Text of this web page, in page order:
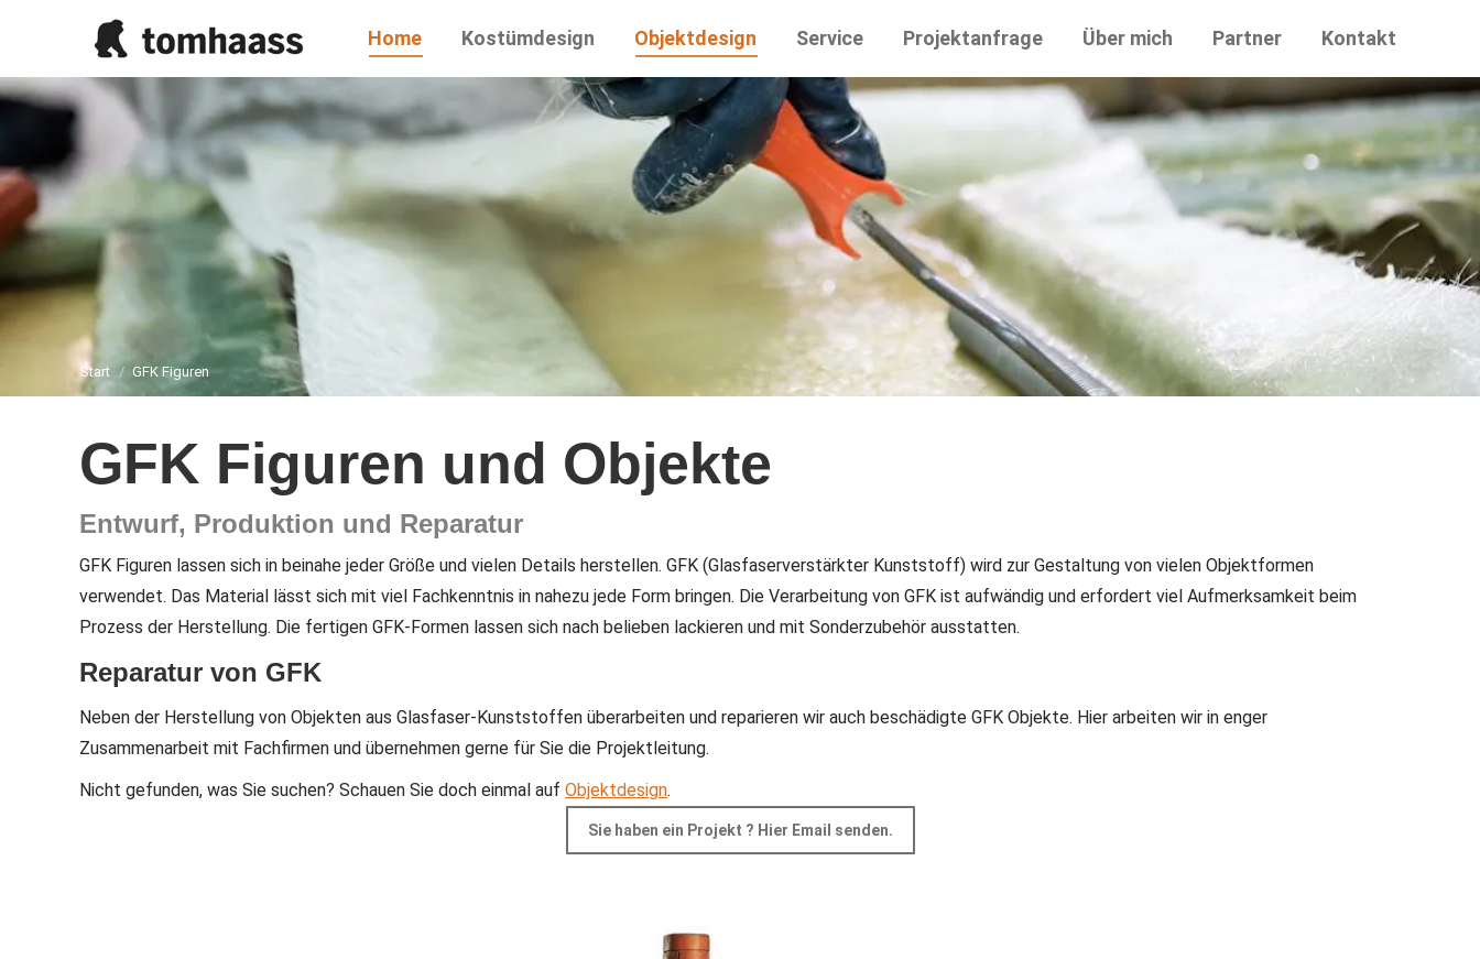
Home Kostümdesign Objektdesign Service Projektanfrage Über mich Partner Kontakt
Sie befinden sich hier:
Start GFK Figuren
GFK Figuren und Objekte
Entwurf, Produktion und Reparatur
GFK Figuren lassen sich in beinahe jeder Größe und vielen Details herstellen. GFK (Glasfaserverstärkter Kunststoff) wird zur Gestaltung von vielen Objektformen
verwendet. Das Material lässt sich mit viel Fachkenntnis in nahezu jede Form bringen. Die Verarbeitung von GFK ist aufwändig und erfordert viel Aufmerksamkeit beim
Prozess der Herstellung. Die fertigen GFK-Formen lassen sich nach belieben lackieren und mit Sonderzubehör ausstatten.
Reparatur von GFK
Neben der Herstellung von Objekten aus Glasfaser-Kunststoffen überarbeiten und reparieren wir auch beschädigte GFK Objekte. Hier arbeiten wir in enger
Zusammenarbeit mit Fachfirmen und übernehmen gerne für Sie die Projektleitung.
Nicht gefunden, was Sie suchen? Schauen Sie doch einmal auf Objektdesign.
Sie haben ein Projekt ? Hier Email senden.